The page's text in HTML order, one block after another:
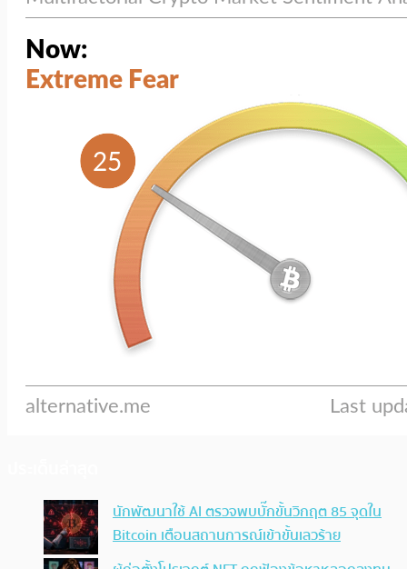
นักพัฒนาใช้ AI ตรวจพบบั๊กขั้นวิกฤต 85 จุดใน
Bitcoin เตือนสถานการณ์เข้าขั้นเลวร้าย